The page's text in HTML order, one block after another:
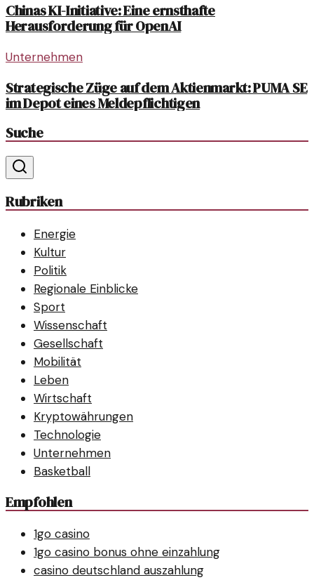
Chinas KI-Initiative: Eine ernsthafte
Herausforderung für OpenAI
Unternehmen
Strategische Züge auf dem Aktienmarkt: PUMA SE
im Depot eines Meldepflichtigen
Suche
Rubriken
Energie
Kultur
Politik
Regionale Einblicke
Sport
Wissenschaft
Gesellschaft
Mobilität
Leben
Wirtschaft
Kryptowährungen
Technologie
Unternehmen
Basketball
Empfohlen
1go casino
1go casino bonus ohne einzahlung
casino deutschland auszahlung